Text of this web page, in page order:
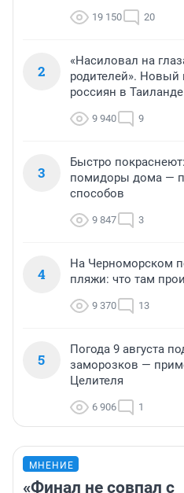
19 150 20
2
«Насиловал на
родителей». Новый
россиян в Таиланде
9 940 9
3
Быстро
помидоры дома —
способов
9 847 3
4
На Черноморском
пляжи: что там
9 370 13
5
Погода 9 августа
заморозков —
Целителя
6 906 1
МНЕНИЕ
«Финал не совпал с